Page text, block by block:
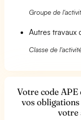
Groupe de
Autres travaux
Classe de
Votre code
vos
votre